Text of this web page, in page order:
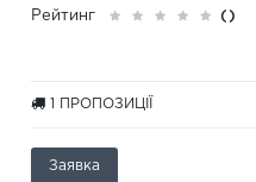
Рейтинг
()
1 ПРОПОЗИЦІЇ
Заявка